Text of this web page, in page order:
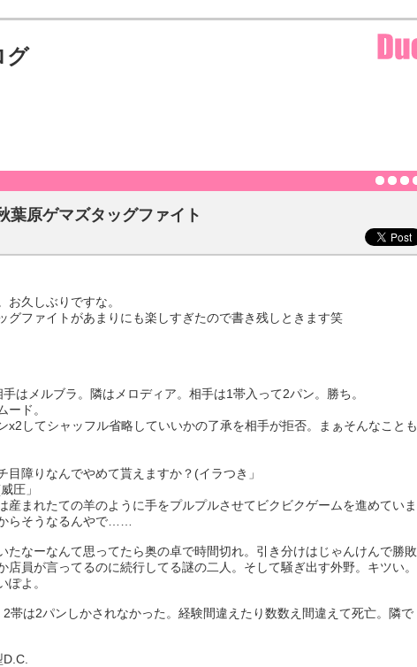
グ
葉原ゲマズタッグファイト
お久しぶりですな。
グファイトがあまりにも楽しすぎたので書き残しときます笑
はメルブラ。隣はメロディア。相手は1帯入って2パン。勝ち。
ード。
x2してシャッフル省略していいかの了承を相手が拒否。まぁそんなことも
目障りなんでやめて貰えますか？(イラつき」
圧」
産まれたての羊のように手をプルプルさせてビクビクゲームを進めていま
らそうなるんやで……
たなーなんて思ってたら奥の卓で時間切れ。引き分けはじゃんけんで勝敗
店員が言ってるのに続行してる謎の二人。そして騒ぎ出す外野。キツい。
ぽよ。
帯は2パンしかされなかった。経験間違えたり数数え間違えて死亡。隣で